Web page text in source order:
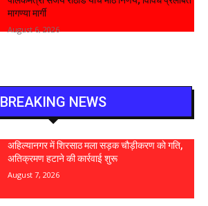
मागण्या मार्गी
August 6, 2026
BREAKING NEWS
अहिल्यानगर में शिरसाठ मला सड़क चौड़ीकरण को गति,
अतिक्रमण हटाने की कार्रवाई शुरू
August 7, 2026